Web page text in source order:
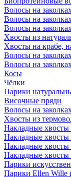
Волосы на
Волосы на
Волосы на
Хвосты из
Хвосты на крабе,
Волосы на
Волосы на
Косы
Чёлки
Парики
Височные пряди
Волосы на
Хвосты из
Накладные хвосты
Накладные
Накладные
Накладные
Парики
Парики Ellen Wille